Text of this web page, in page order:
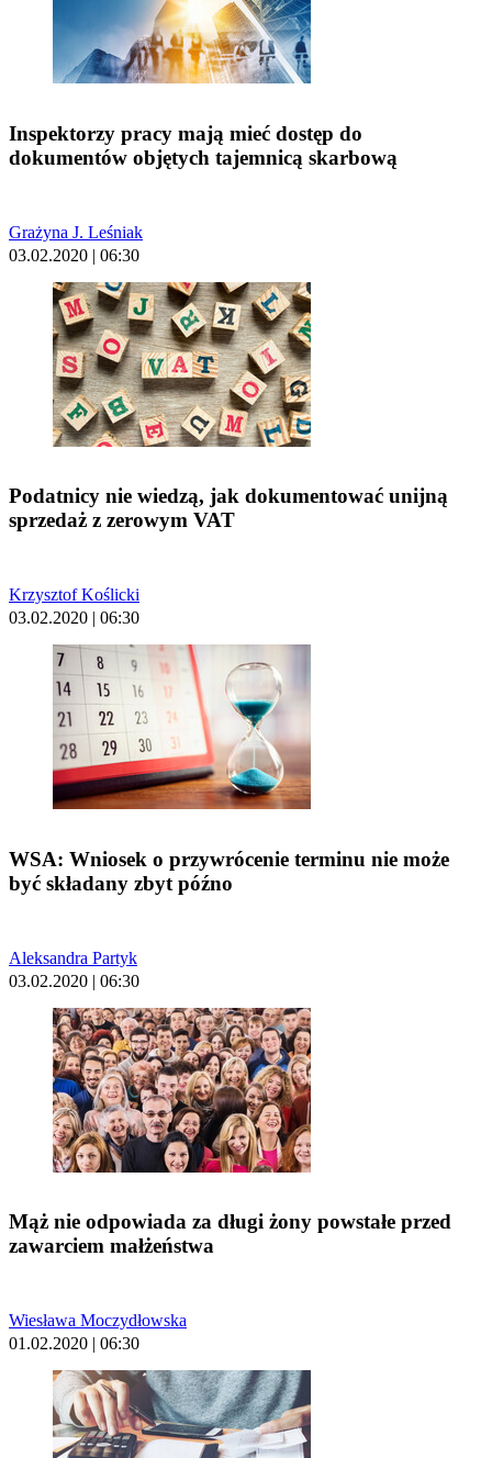
Inspektorzy pracy mają mieć dostęp do
dokumentów objętych tajemnicą skarbową
Grażyna J. Leśniak
03.02.2020 | 06:30
Podatnicy nie wiedzą, jak dokumentować unijną
sprzedaż z zerowym VAT
Krzysztof Koślicki
03.02.2020 | 06:30
WSA: Wniosek o przywrócenie terminu nie może
być składany zbyt późno
Aleksandra Partyk
03.02.2020 | 06:30
Mąż nie odpowiada za długi żony powstałe przed
zawarciem małżeństwa
Wiesława Moczydłowska
01.02.2020 | 06:30